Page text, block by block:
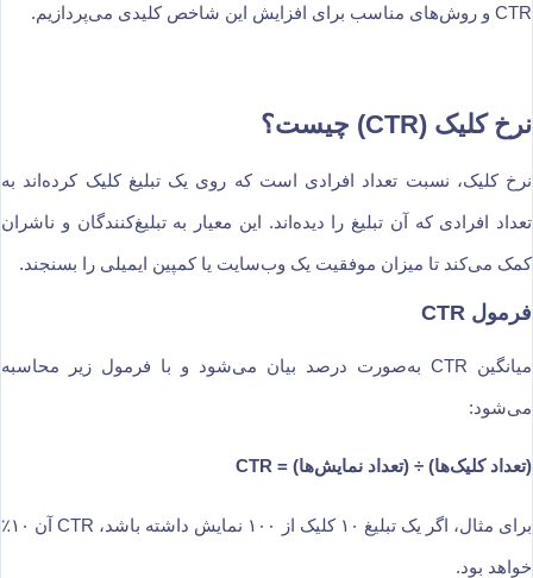
CTR و روش‌های مناسب برای افزایش این شاخص کلیدی می‌پردازیم.
نرخ کلیک (CTR) چیست؟
نرخ کلیک، نسبت تعداد افرادی است که روی یک تبلیغ کلیک کرده‌اند به
تعداد افرادی که آن تبلیغ را دیده‌اند. این معیار به تبلیغ‌کنندگان و ناشران
کمک می‌کند تا میزان موفقیت یک وب‌سایت یا کمپین ایمیلی را بسنجند.
فرمول CTR
میانگین CTR به‌صورت درصد بیان می‌شود و با فرمول زیر محاسبه
می‌شود:
(تعداد کلیک‌ها) ÷ (تعداد نمایش‌ها) = CTR
برای مثال، اگر یک تبلیغ ۱۰ کلیک از ۱۰۰ نمایش داشته باشد، CTR آن ۱۰٪
خواهد بود.